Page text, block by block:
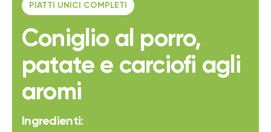
PIATTI UNICI COMPLETI
Coniglio al porro,
patate e carciofi agli
aromi
Ingredienti: